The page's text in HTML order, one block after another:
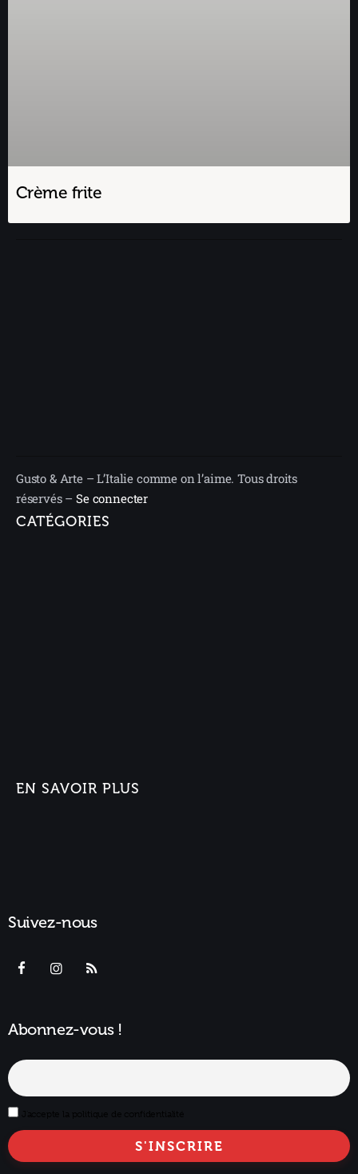
Crème frite
Gusto & Arte – L’Italie comme on l’aime. Tous droits
réservés –Se connecter
CATÉGORIES
EN SAVOIR PLUS
Suivez-nous
Abonnez-vous !
J'accepte la politique de confidentialité